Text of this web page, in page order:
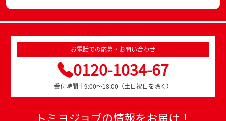
お電話での応募・お問い合わせ
0120-1034-67
受付時間｜9:00～18:00（土日祝日を除く）